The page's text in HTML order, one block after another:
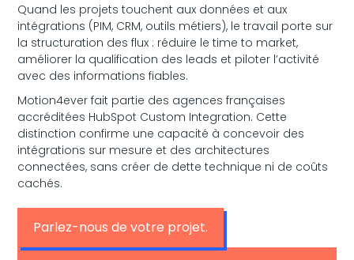
Quand les projets touchent aux données et aux
intégrations (PIM, CRM, outils métiers), le travail porte sur
la structuration des flux : réduire le time to market,
améliorer la qualification des leads et piloter l’activité
avec des informations fiables.
Motion4ever fait partie des agences françaises
accréditées HubSpot Custom Integration. Cette
distinction confirme une capacité à concevoir des
intégrations sur mesure et des architectures
connectées, sans créer de dette technique ni de coûts
cachés.
Parlez-nous de votre projet.